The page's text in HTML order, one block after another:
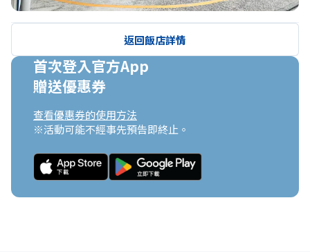
返回飯店詳情
首次登入官方App
贈送優惠券
查看優惠券的使用方法
※活動可能不經事先預告即終止。